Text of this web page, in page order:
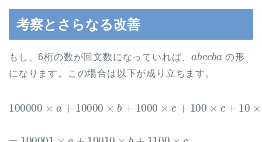
考察とさらなる改善
もし、6桁の数が回文数になっていれば、
ab c
の形
になります。この場合は以下が成り立ちます。
100000 10000 b+ 1000× 100 ×c b +
100001 10010× + 1100×c